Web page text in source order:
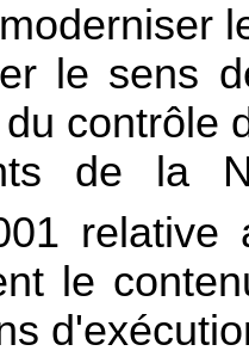
le sens
contrôle
de la
relative
le